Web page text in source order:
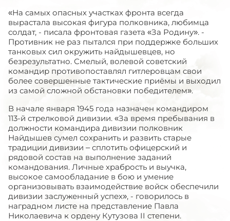
«На самых опасных участках фронта всегда
вырастала высокая фигура полковника, любимца
солдат, - писала фронтовая газета «За Родину». -
Противник не раз пытался при поддержке больших
танковых сил окружить найдышевцев, но
безрезультатно. Смелый, волевой советский
командир противопоставлял гитлеровцам свои
более совершенные тактические приёмы и выходил
из самой сложной обстановки победителем».
В начале января 1945 года назначен командиром
113-й стрелковой дивизии. «За время пребывания в
должности командира дивизии полковник
Найдышев сумел сохранить и развить старые
традиции дивизии – сплотить офицерский и
рядовой состав на выполнение заданий
командования. Личные храбрость и выучка,
высокое самообладание в бою и умение
организовывать взаимодействие войск обеспечили
дивизии заслуженный успех», - говорилось в
наградном листе на представление Павла
Николаевича к ордену Кутузова II степени.